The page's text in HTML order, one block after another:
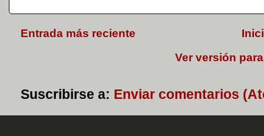
Entrada más reciente
Ver versión
Suscribirse a: Enviar comentarios